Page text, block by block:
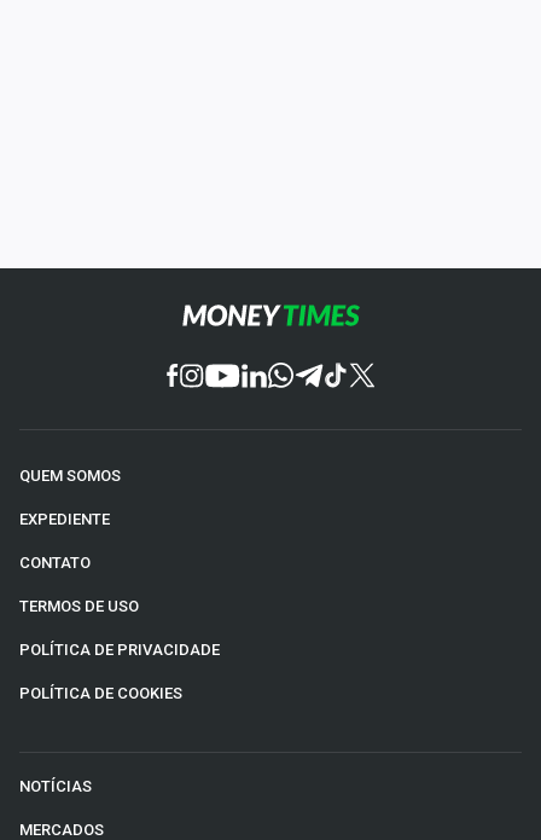
QUEM SOMOS
EXPEDIENTE
CONTATO
TERMOS DE USO
POLÍTICA DE PRIVACIDADE
POLÍTICA DE COOKIES
NOTÍCIAS
MERCADOS